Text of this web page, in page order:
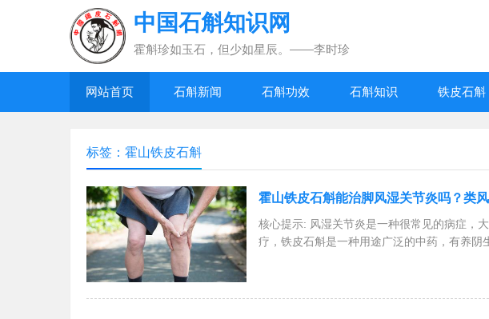
中国石斛知识网
霍斛珍如玉石，但少如星辰。——李时珍
网站首页 石斛新闻 石斛功效 石斛知识 铁皮石斛
标签：霍山铁皮石斛
霍山铁皮石斛能治脚风湿关节炎吗？类
核心提示: 风湿关节炎是一种很常见的病症，
疗，铁皮石斛是一种用途广泛的中药，有养阴